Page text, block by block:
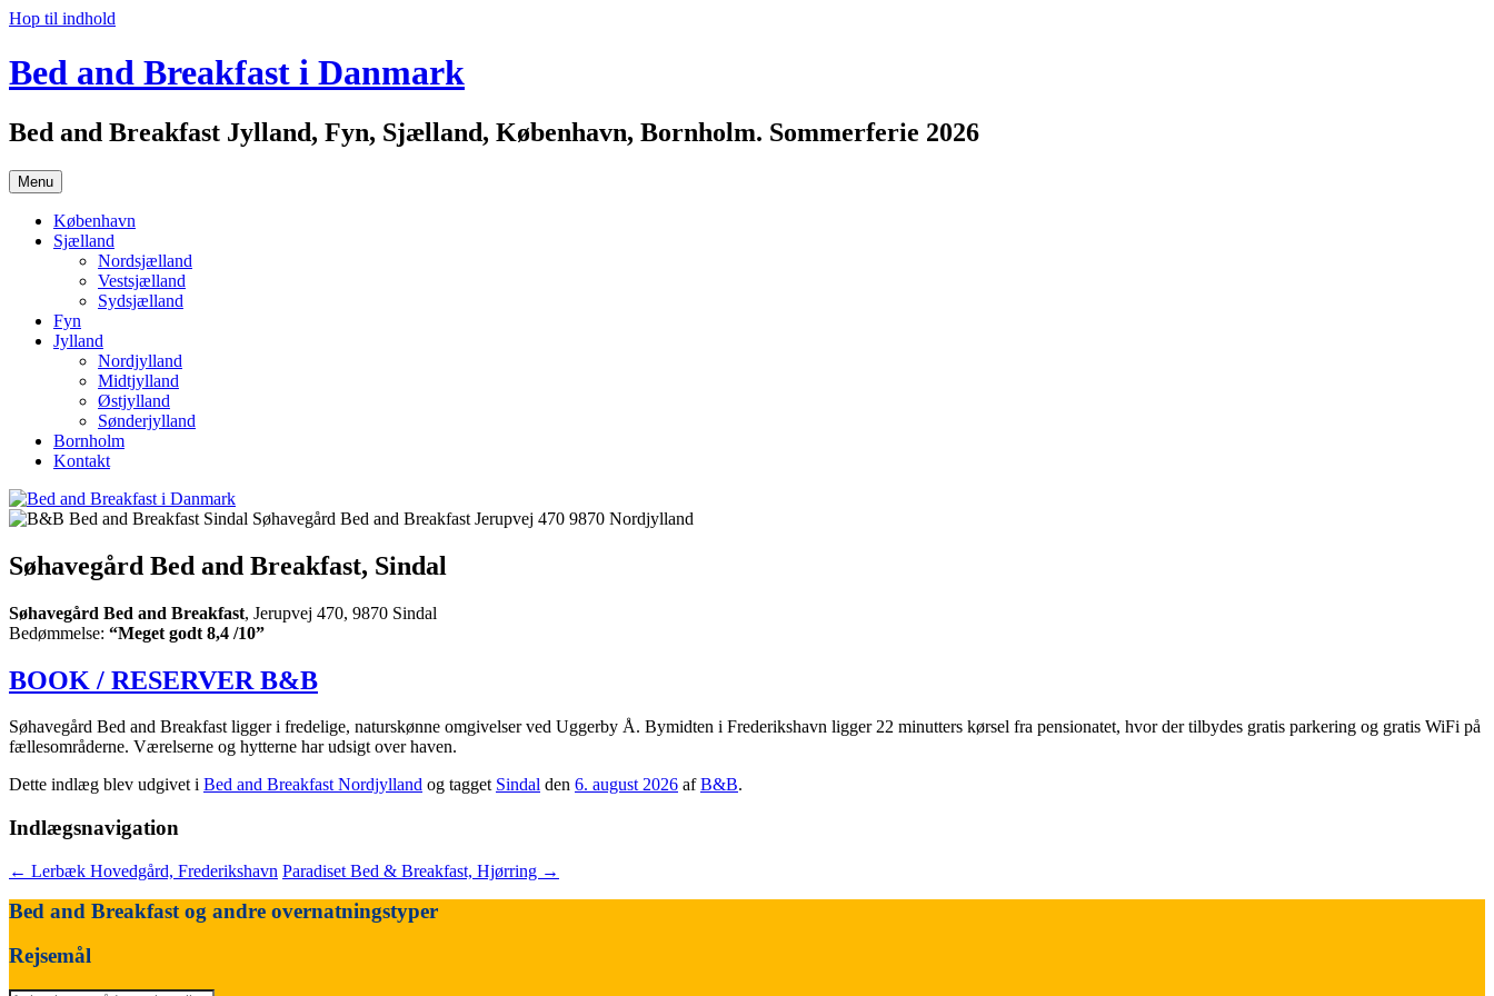
Hop til indhold
Bed and Breakfast i Danmark
Bed and Breakfast Jylland, Fyn, Sjælland, København, Bornholm. Sommerferie 2026
Menu
København
Sjælland
Nordsjælland
Vestsjælland
Sydsjælland
Fyn
Jylland
Nordjylland
Midtjylland
Østjylland
Sønderjylland
Bornholm
Kontakt
Søhavegård Bed and Breakfast, Sindal
Søhavegård Bed and Breakfast, Jerupvej 470, 9870 Sindal
Bedømmelse: “Meget godt 8,4 /10”
BOOK / RESERVER B&B
Søhavegård Bed and Breakfast ligger i fredelige, naturskønne omgivelser ved Uggerby Å. Bymidten i Frederikshavn ligger 22 minutters kørsel fra pensionatet, hvor der tilbydes gratis parkering og gratis WiFi på
fællesområderne. Værelserne og hytterne har udsigt over haven.
Dette indlæg blev udgivet i Bed and Breakfast Nordjylland og tagget Sindal den 6. august 2026 afB&B.
Indlægsnavigation
← Lerbæk Hovedgård, Frederikshavn Paradiset Bed & Breakfast, Hjørring →
Bed and Breakfast og andre overnatningstyper
Rejsemål